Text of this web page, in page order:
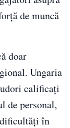
de muncă
doar
Ungaria
calificați
de personal,
în